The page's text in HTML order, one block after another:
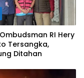
RI Hery
Tersangka,
Ditahan